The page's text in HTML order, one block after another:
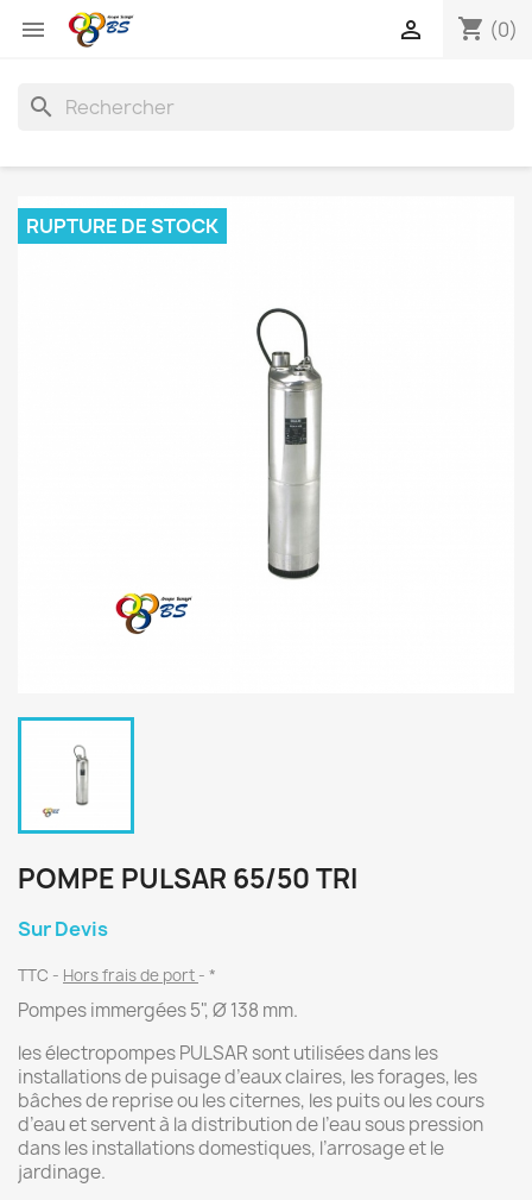
 shopping_cart (0)

search
RUPTURE DE STOCK
POMPE PULSAR 65/50 TRI
Sur Devis
TTC Hors frais de port *
Pompes immergées 5", Ø 138 mm.
les électropompes PULSAR sont utilisées dans les
installations de puisage d’eaux claires, les forages, les
bâches de reprise ou les citernes, les puits ou les cours
d’eau et servent à la distribution de l’eau sous pression
dans les installations domestiques, l’arrosage et le
jardinage.